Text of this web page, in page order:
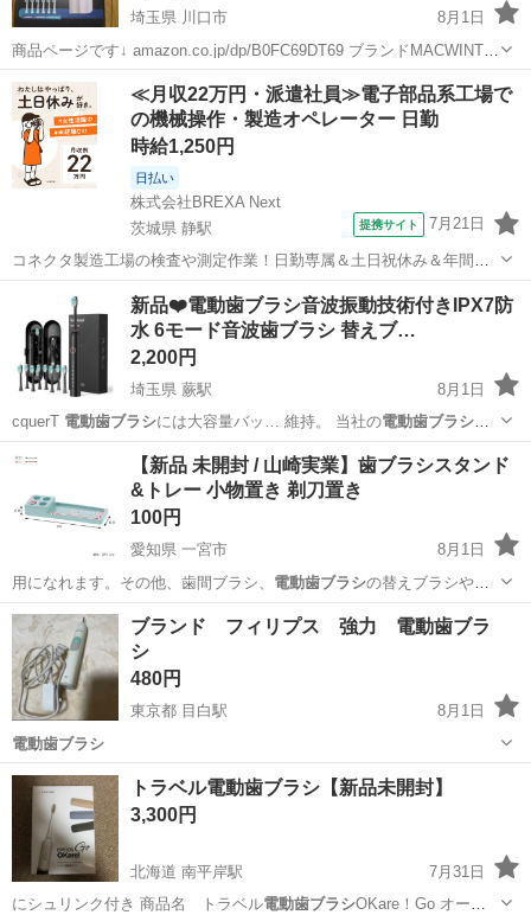
埼玉県 川口市
8月1日
商品ページです↓ amazon.co.jp/dp/B0FC69DT69 ブランドMACWINTZ
色ブラック 商品の個数1 ユニット数1.0 個 モデル名EB015-MW Black
【比類なきパー...
埼玉 川口市 その他
≪月収22万円・派遣社員≫電子部品系工場で
の機械操作・製造オペレーター 日勤
時給1,250円
日払い
株式会社BREXA Next
茨城県 静駅
提携サイト 7月21日
コネクタ製造工場の検査や測定作業！日勤専属＆土日祝休み＆年間休
日128日★クリーンルーム内作業★マイカー通勤OK＆無料駐車場あり
★就業先食堂利用可！日払い制度あり！《茨城県常陸大宮市》 人気の
工場のお仕事 ◇コネクタ製造工...
常陸大宮市 静駅 その他
新品❤️電動歯ブラシ音波振動技術付きIPX7防
水 6モード音波歯ブラシ 替えブ…
2,200円
埼玉県 蕨駅
8月1日
cquerT 電動歯ブラシには大容量バッ… 維持。 当社の電動歯ブラシ
は、6つの清掃… を保ちます。電動歯ブラシはIPX 7級… 確保しま
す。
には8つの高品…
埼玉 蕨駅 生活家電 電動歯ブラシ
【新品 未開封 / 山崎実業】歯ブラシスタンド
&トレー 小物置き 剃刀置き
100円
愛知県 一宮市
8月1日
用になれます。その他、歯間ブラシ、 電動歯ブラシの替えブラシや、I
字剃刀なども収納…
愛知 一宮市 家庭用品
ブランド フィリプス 強力 電動歯ブラ
シ
480円
東京都 目白駅
8月1日
電動歯ブラシ
東京 豊島区 生活家電 電動歯ブラシ
トラベル電動歯ブラシ【新品未開封】
3,300円
北海道 南平岸駅
7月31日
にシュリンク付き 商品名 トラベル電動歯ブラシOKare！Go オーラ